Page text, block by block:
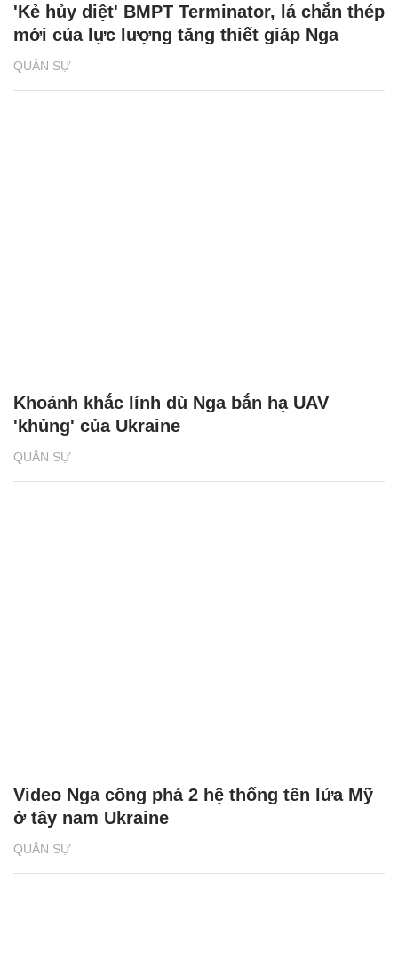
QUÂN SỰ
'Kẻ hủy diệt' BMPT Terminator, lá chắn thép
mới của lực lượng tăng thiết giáp Nga
QUÂN SỰ
Khoảnh khắc lính dù Nga bắn hạ UAV
'khủng' của Ukraine
QUÂN SỰ
Video Nga công phá 2 hệ thống tên lửa Mỹ
ở tây nam Ukraine